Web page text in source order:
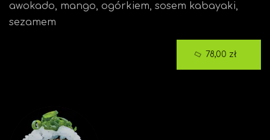
awokado, mango, ogórkiem, sosem kabayaki,
sezamem